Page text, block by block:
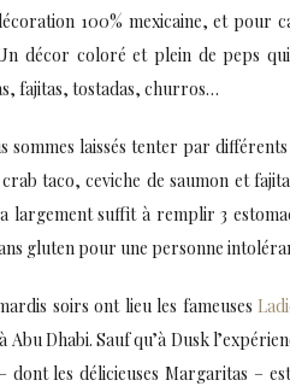
100% mexicaine, et pour
décor coloré et plein de peps
fajitas, tostadas, churros…
sommes laissés tenter par
taco, ceviche de saumon et
largement suffit à remplir 3
gluten pour une personne
soirs ont lieu les fameuses
Abu Dhabi. Sauf qu’à Dusk
dont les délicieuses Margaritas –